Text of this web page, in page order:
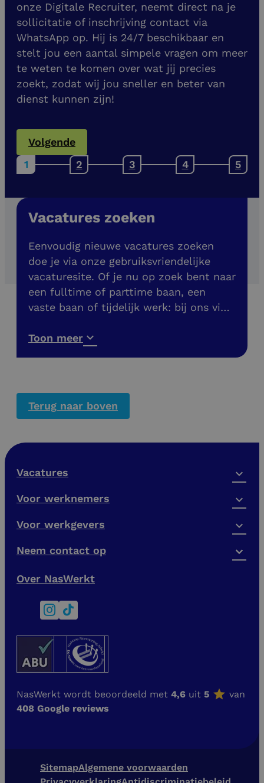
onze Digitale Recruiter, neemt direct na je
sollicitatie of inschrijving contact via
WhatsApp op. Hij is 24/7 beschikbaar en
stelt jou een aantal simpele vragen om meer
te weten te komen over wat jij precies
zoekt, zodat wij jou sneller en beter van
dienst kunnen zijn!
Volgende
Vacatures zoeken
Eenvoudig nieuwe vacatures zoeken
doe je via onze gebruiksvriendelijke
vacaturesite. Of je nu op zoek bent naar
een fulltime of parttime baan, een
vaste baan of tijdelijk werk: bij ons vind
vacatures zonder diploma!
Toon meer
Terug naar boven
Vacatures
Voor werknemers
Voor werkgevers
Neem contact op
Over NasWerkt
NasWerkt wordt beoordeeld met 4,6 uit 5
van
408 Google reviews
SitemapAlgemene voorwaarden